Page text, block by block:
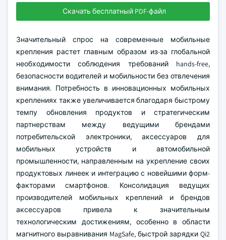
Скачать бесплатный PDF-файл
Значительный спрос на современные мобильные
крепления растет главным образом из-за глобальной
необходимости соблюдения требований hands-free,
безопасности водителей и мобильности без отвлечения
внимания. Потребность в инновационных мобильных
креплениях также увеличивается благодаря быстрому
темпу обновления продуктов и стратегическим
партнерствам между ведущими брендами
потребительской электроники, аксессуаров для
мобильных устройств и автомобильной
промышленности, направленным на укрепление своих
продуктовых линеек и интеграцию с новейшими форм-
факторами смартфонов. Консолидация ведущих
производителей мобильных креплений и брендов
аксессуаров привела к значительным
технологическим достижениям, особенно в области
магнитного выравнивания MagSafe, быстрой зарядки Qi2